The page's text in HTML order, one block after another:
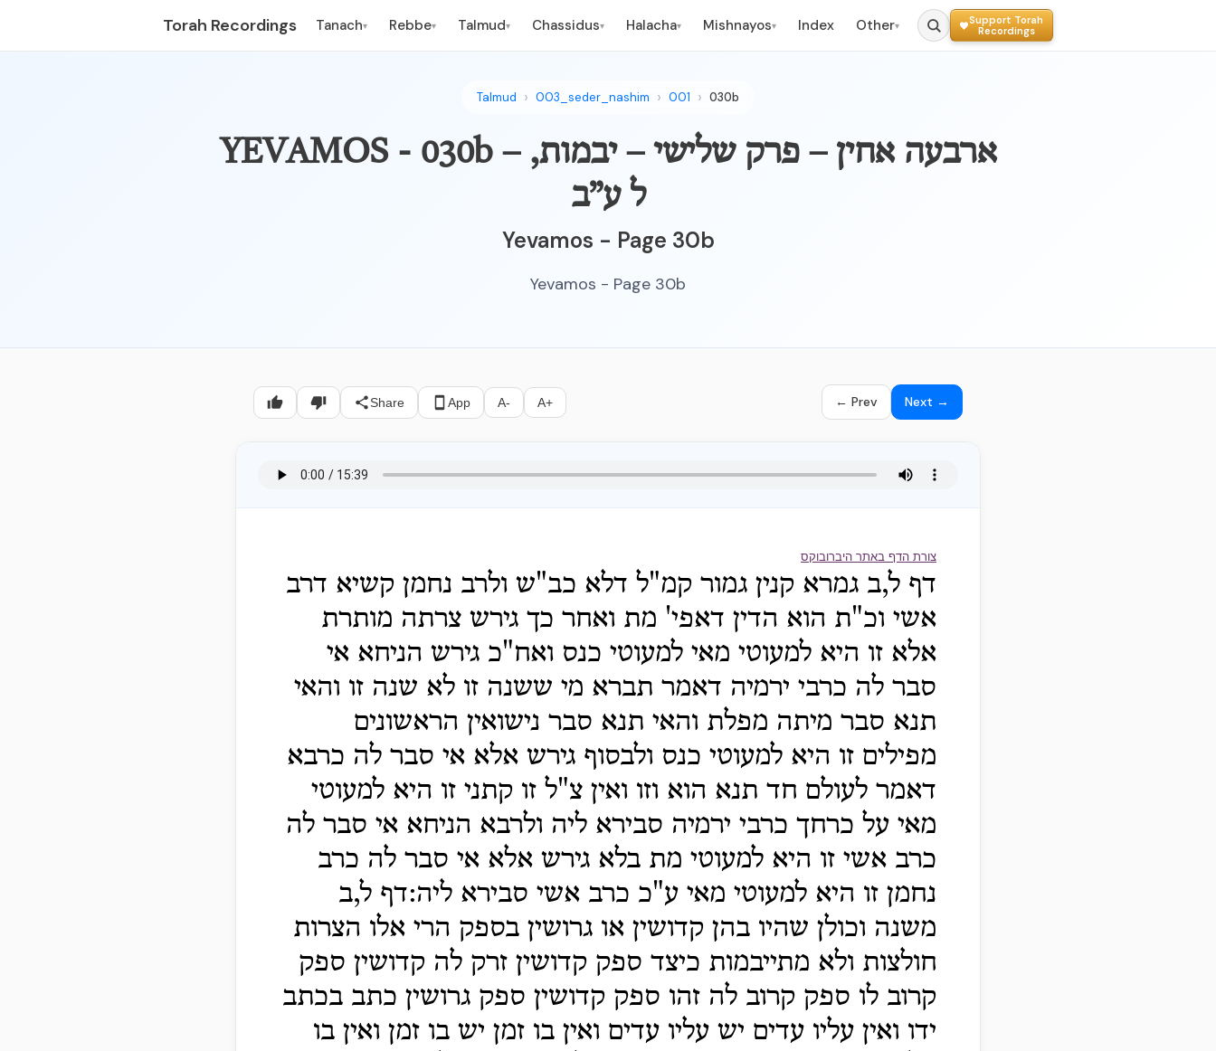
Torah Recordings Tanach▾ Rebbe▾ Talmud▾ Chassidus▾ Halacha▾ Mishnayos▾ Index Other▾
Support Torah
Recordings
Talmud 003_seder_nashim 001 030b
YEVAMOS - 030b – ארבעה אחין – פרק שלישי – יבמות,
ל ע”ב
Yevamos - Page 30b
Yevamos - Page 30b
Share App A- A+ ← Prev Next →
צורת הדף באתר היברובוקס
דף ל,ב גמרא קנין גמור קמ"ל דלא כב"ש ולרב נחמן קשיא דרב
אשי וכ"ת הוא הדין דאפי' מת ואחר כך גירש צרתה מותרת
אלא זו היא למעוטי מאי למעוטי כנס ואח"כ גירש הניחא אי
סבר לה כרבי ירמיה דאמר תברא מי ששנה זו לא שנה זו והאי
תנא סבר מיתה מפלת והאי תנא סבר נישואין הראשונים
מפילים זו היא למעוטי כנס ולבסוף גירש אלא אי סבר לה כרבא
דאמר לעולם חד תנא הוא וזו ואין צ"ל זו קתני זו היא למעוטי
מאי על כרחך כרבי ירמיה סבירא ליה ולרבא הניחא אי סבר לה
כרב אשי זו היא למעוטי מת בלא גירש אלא אי סבר לה כרב
נחמן זו היא למעוטי מאי ע"כ כרב אשי סבירא ליה:דף ל,ב
משנה וכולן שהיו בהן קדושין או גרושין בספק הרי אלו הצרות
חולצות ולא מתייבמות כיצד ספק קדושין זרק לה קדושין ספק
קרוב לו ספק קרוב לה זהו ספק קדושין ספק גרושין כתב בכתב
ידו ואין עליו עדים יש עליו עדים ואין בו זמן יש בו זמן ואין בו